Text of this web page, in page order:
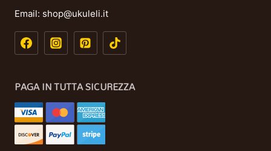
Email: shop@ukuleli.it
PAGA IN TUTTA SICUREZZA